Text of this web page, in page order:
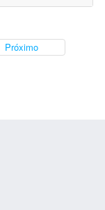
Próximo